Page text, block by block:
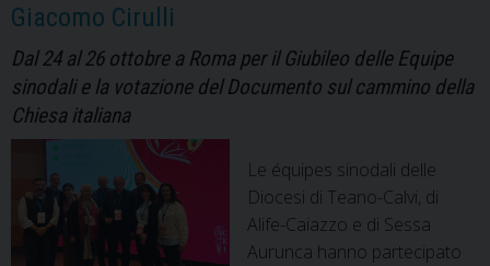
Giacomo Cirulli
Dal 24 al 26 ottobre a Roma per il Giubileo delle Equipe
sinodali e la votazione del Documento sul cammino della
Chiesa italiana
Le équipes sinodali delle
Diocesi di Teano-Calvi, di
Alife-Caiazzo e di Sessa
Aurunca hanno partecipato